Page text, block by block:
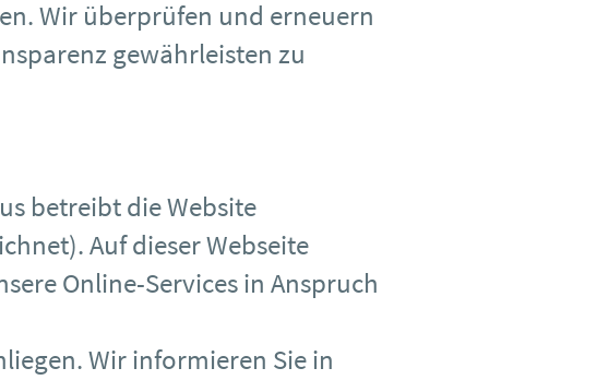
Wir überprüfen und erneuern
gewährleisten zu
betreibt die Website
Auf dieser Webseite
Online-Services in Anspruch
Wir informieren Sie in